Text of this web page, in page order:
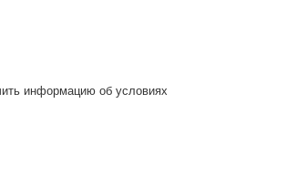
информацию об условиях